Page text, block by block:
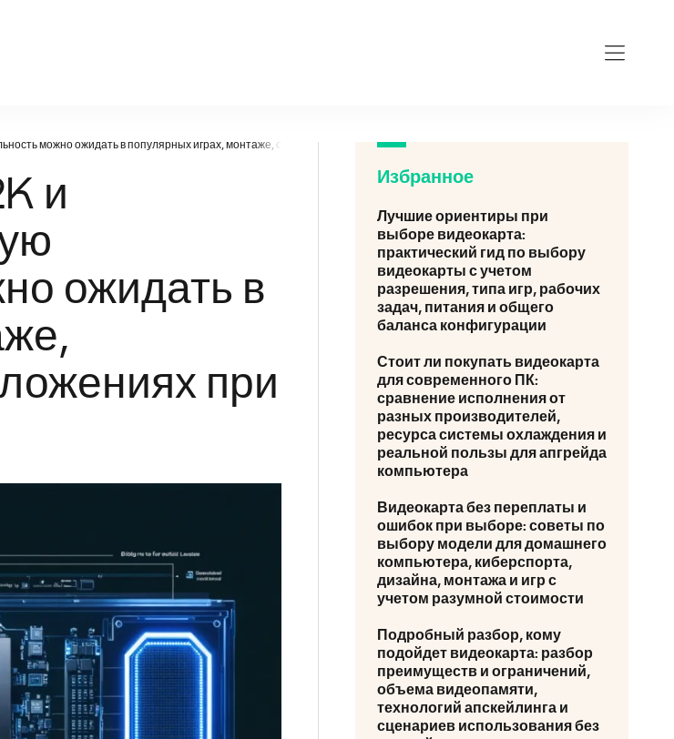
можно ожидать в популярных играх, монтаже, стриминге и рабочих приложениях при разном бюджете
и
ожидать в
при
Избранное
Лучшие ориентиры при
выборе видеокарта:
практический гид по выбору
видеокарты с учетом
разрешения, типа игр, рабочих
задач, питания и общего
баланса конфигурации
Стоит ли покупать видеокарта
для современного ПК:
сравнение исполнения от
разных производителей,
ресурса системы охлаждения и
реальной пользы для апгрейда
компьютера
Видеокарта без переплаты и
ошибок при выборе: советы по
выбору модели для домашнего
компьютера, киберспорта,
дизайна, монтажа и игр с
учетом разумной стоимости
Подробный разбор, кому
подойдет видеокарта: разбор
преимуществ и ограничений,
объема видеопамяти,
технологий апскейлинга и
сценариев использования без